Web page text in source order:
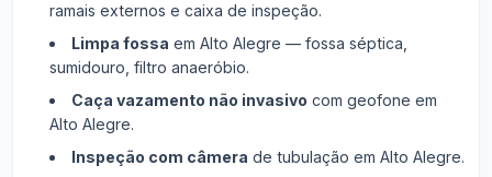
ramais externos e caixa de inspeção.
Limpa fossa em Alto Alegre — fossa séptica,
sumidouro, filtro anaeróbio.
Caça vazamento não invasivo com geofone em
Alto Alegre.
Inspeção com câmera de tubulação em Alto Alegre.